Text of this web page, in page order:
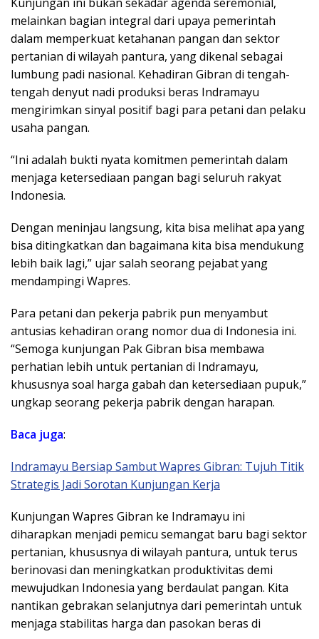
melainkan bagian integral dari upaya pemerintah
dalam memperkuat ketahanan pangan dan sektor
pertanian di wilayah pantura, yang dikenal sebagai
lumbung padi nasional. Kehadiran Gibran di tengah-
tengah denyut nadi produksi beras Indramayu
mengirimkan sinyal positif bagi para petani dan pelaku
usaha pangan.
“Ini adalah bukti nyata komitmen pemerintah dalam
menjaga ketersediaan pangan bagi seluruh rakyat
Indonesia.
Dengan meninjau langsung, kita bisa melihat apa yang
bisa ditingkatkan dan bagaimana kita bisa mendukung
lebih baik lagi,” ujar salah seorang pejabat yang
mendampingi Wapres.
Para petani dan pekerja pabrik pun menyambut
antusias kehadiran orang nomor dua di Indonesia ini.
“Semoga kunjungan Pak Gibran bisa membawa
perhatian lebih untuk pertanian di Indramayu,
khususnya soal harga gabah dan ketersediaan pupuk,”
ungkap seorang pekerja pabrik dengan harapan.
Baca juga:
Indramayu Bersiap Sambut Wapres Gibran: Tujuh Titik
Strategis Jadi Sorotan Kunjungan Kerja
Kunjungan Wapres Gibran ke Indramayu ini
diharapkan menjadi pemicu semangat baru bagi sektor
pertanian, khususnya di wilayah pantura, untuk terus
berinovasi dan meningkatkan produktivitas demi
mewujudkan Indonesia yang berdaulat pangan. Kita
nantikan gebrakan selanjutnya dari pemerintah untuk
menjaga stabilitas harga dan pasokan beras di